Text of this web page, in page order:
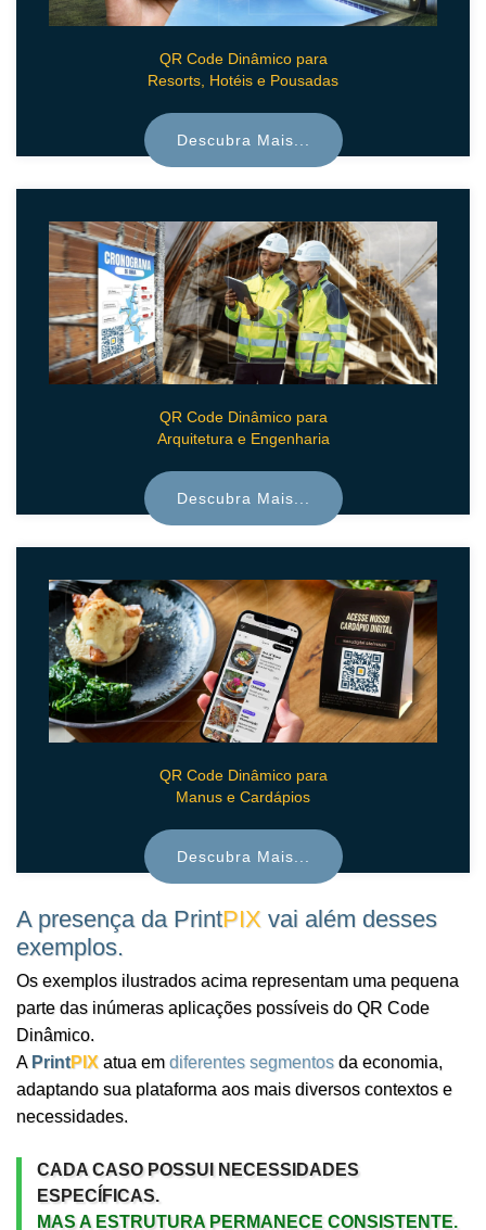
QR Code Dinâmico para
Resorts, Hotéis e Pousadas
Descubra Mais...
QR Code Dinâmico para
Arquitetura e Engenharia
Descubra Mais...
QR Code Dinâmico para
Manus e Cardápios
Descubra Mais...
A presença da PrintPIX vai além desses
exemplos.
Os exemplos ilustrados acima representam uma pequena
parte das inúmeras aplicações possíveis do QR Code
Dinâmico.
A PrintPIX atua em diferentes segmentos da economia,
adaptando sua plataforma aos mais diversos contextos e
necessidades.
CADA CASO POSSUI NECESSIDADES
ESPECÍFICAS.
MAS A ESTRUTURA PERMANECE CONSISTENTE.